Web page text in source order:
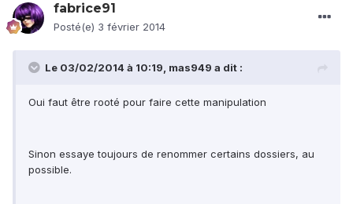
fabrice91
Posté(e) 3 février 2014
Le 03/02/2014 à 10:19, mas949 a dit :
Oui faut être rooté pour faire cette manipulation
Sinon essaye toujours de renommer certains dossiers, au
possible.